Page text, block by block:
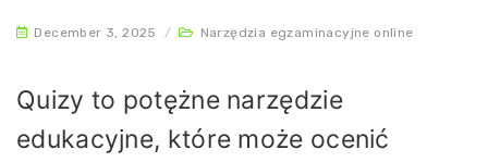
December 3, 2025 / Narzędzia egzaminacyjne online
Quizy to potężne narzędzie
edukacyjne, które może ocenić